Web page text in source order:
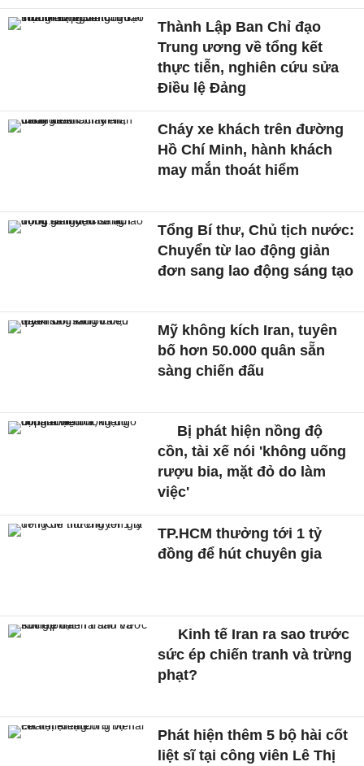
Thành Lập Ban Chỉ đạo
Trung ương về tổng kết
thực tiễn, nghiên cứu sửa
Điều lệ Đảng
Cháy xe khách trên đường
Hồ Chí Minh, hành khách
may mắn thoát hiểm
Tổng Bí thư, Chủ tịch nước:
Chuyển từ lao động giản
đơn sang lao động sáng tạo
Mỹ không kích Iran, tuyên
bố hơn 50.000 quân sẵn
sàng chiến đấu
Bị phát hiện nồng độ
cồn, tài xế nói 'không uống
rượu bia, mặt đỏ do làm
việc'
TP.HCM thưởng tới 1 tỷ
đồng để hút chuyên gia
Kinh tế Iran ra sao trước
sức ép chiến tranh và trừng
phạt?
Phát hiện thêm 5 bộ hài cốt
liệt sĩ tại công viên Lê Thị